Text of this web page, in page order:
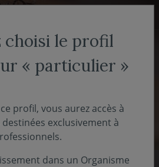
professionnel
choisi le profil
« particulier »
profil, vous aurez accès à
exclusivement à
dans un Organisme